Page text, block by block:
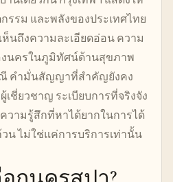
รรม และพลังของประเทศไทย
นถึงความละเอียดอ่อน ความ
นครในภูมิทัศน์ด้านสุขภาพ
คำมั่นสัญญาที่สำคัญยังคง
ชี่ยวชาญ ระเบียบการที่จริงจัง
วามรู้สึกที่หาได้ยากในการได้
น ไม่ใช่แค่การบริการเท่านั้น